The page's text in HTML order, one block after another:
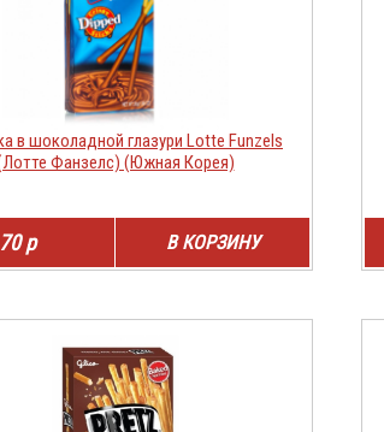
в шоколадной глазури Lotte Funzels
Фанзелс) (Южная Корея)
70 р В КОРЗИНУ